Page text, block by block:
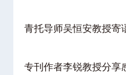
青托导师吴恒安教授寄
专刊作者李锐教授分享